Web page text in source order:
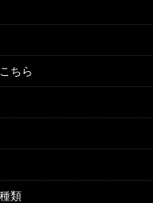
の他のフレーム） (全商品)
Redux
ちら
類